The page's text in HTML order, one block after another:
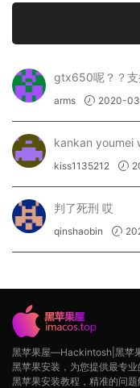
gtx650呢？？支
arms 2020-
kankan youmei
kiss1135212
判了死刑 哎
qinshaobin
黑苹果屋—Hackintosh|黑苹
黑苹果安装，为您提供最专
黑苹果安装教程，精准的问